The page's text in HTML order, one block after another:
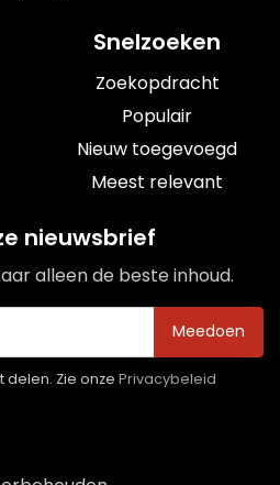
Snelzoeken
Zoekopdracht
Populair
Nieuw toegevoegd
Meest relevant
nieuwsbrief
alleen de beste inhoud.
Meedoen
delen. Zie onze Privacybeleid